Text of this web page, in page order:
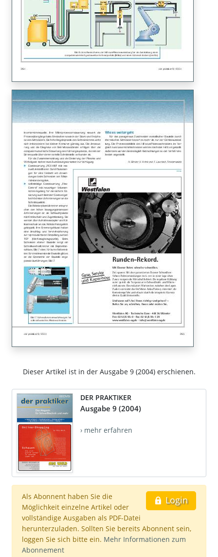
Dieser Artikel ist in der Ausgabe 9 (2004) erschienen.
DER PRAKTIKER
Ausgabe 9 (2004)
› mehr erfahren
Login
Als Abonnent haben Sie die
Möglichkeit einzelne Artikel oder
vollständige Ausgaben als PDF-Datei
herunterzuladen. Sollten Sie bereits Abonnent sein,
loggen Sie sich bitte ein. Mehr Informationen zum
Abonnement